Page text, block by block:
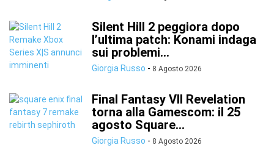
Silent Hill 2 peggiora dopo
l’ultima patch: Konami indaga
sui problemi...
Giorgia Russo - 8 Agosto 2026
Final Fantasy VII Revelation
torna alla Gamescom: il 25
agosto Square...
Giorgia Russo - 8 Agosto 2026